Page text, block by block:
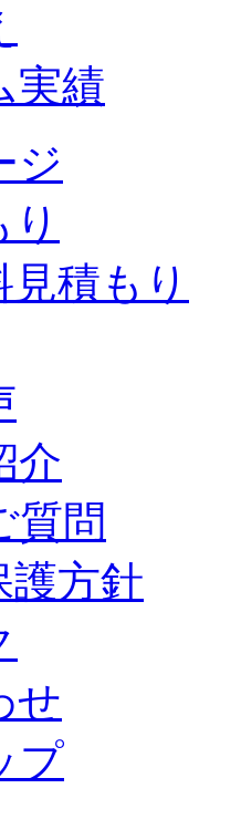
実績
ジ
積もり
介
質問
護方針
せ
プ